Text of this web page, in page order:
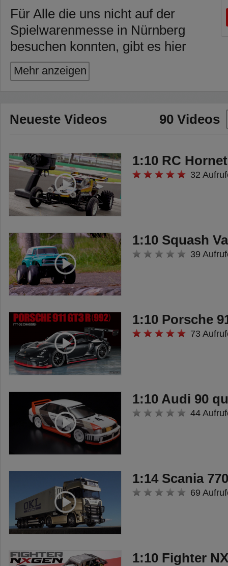
Für Alle die uns nicht auf der
Spielwarenmesse in Nürnberg
besuchen konnten, gibt es hier
nun die exklusive Möglichkeit bei
einem virtuellen Rundgang auf
aktuellen Neuheiten zu entdecken!
Mehr anzeigen
Neueste Videos 90 Videos
1:10 RC
32
1:10 Squash
39
1:10 Porsche
73
1:10 Audi 90
44
1:14 Scania
69
1:10 Fighter